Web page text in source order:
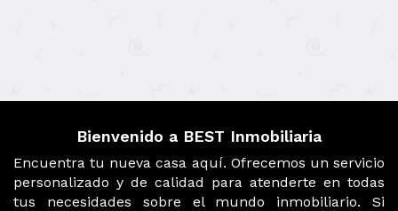
Bienvenido a BEST Inmobiliaria
Encuentra tu nueva casa aquí. Ofrecemos un servicio
personalizado y de calidad para atenderte en todas
tus necesidades sobre el mundo inmobiliario. Si